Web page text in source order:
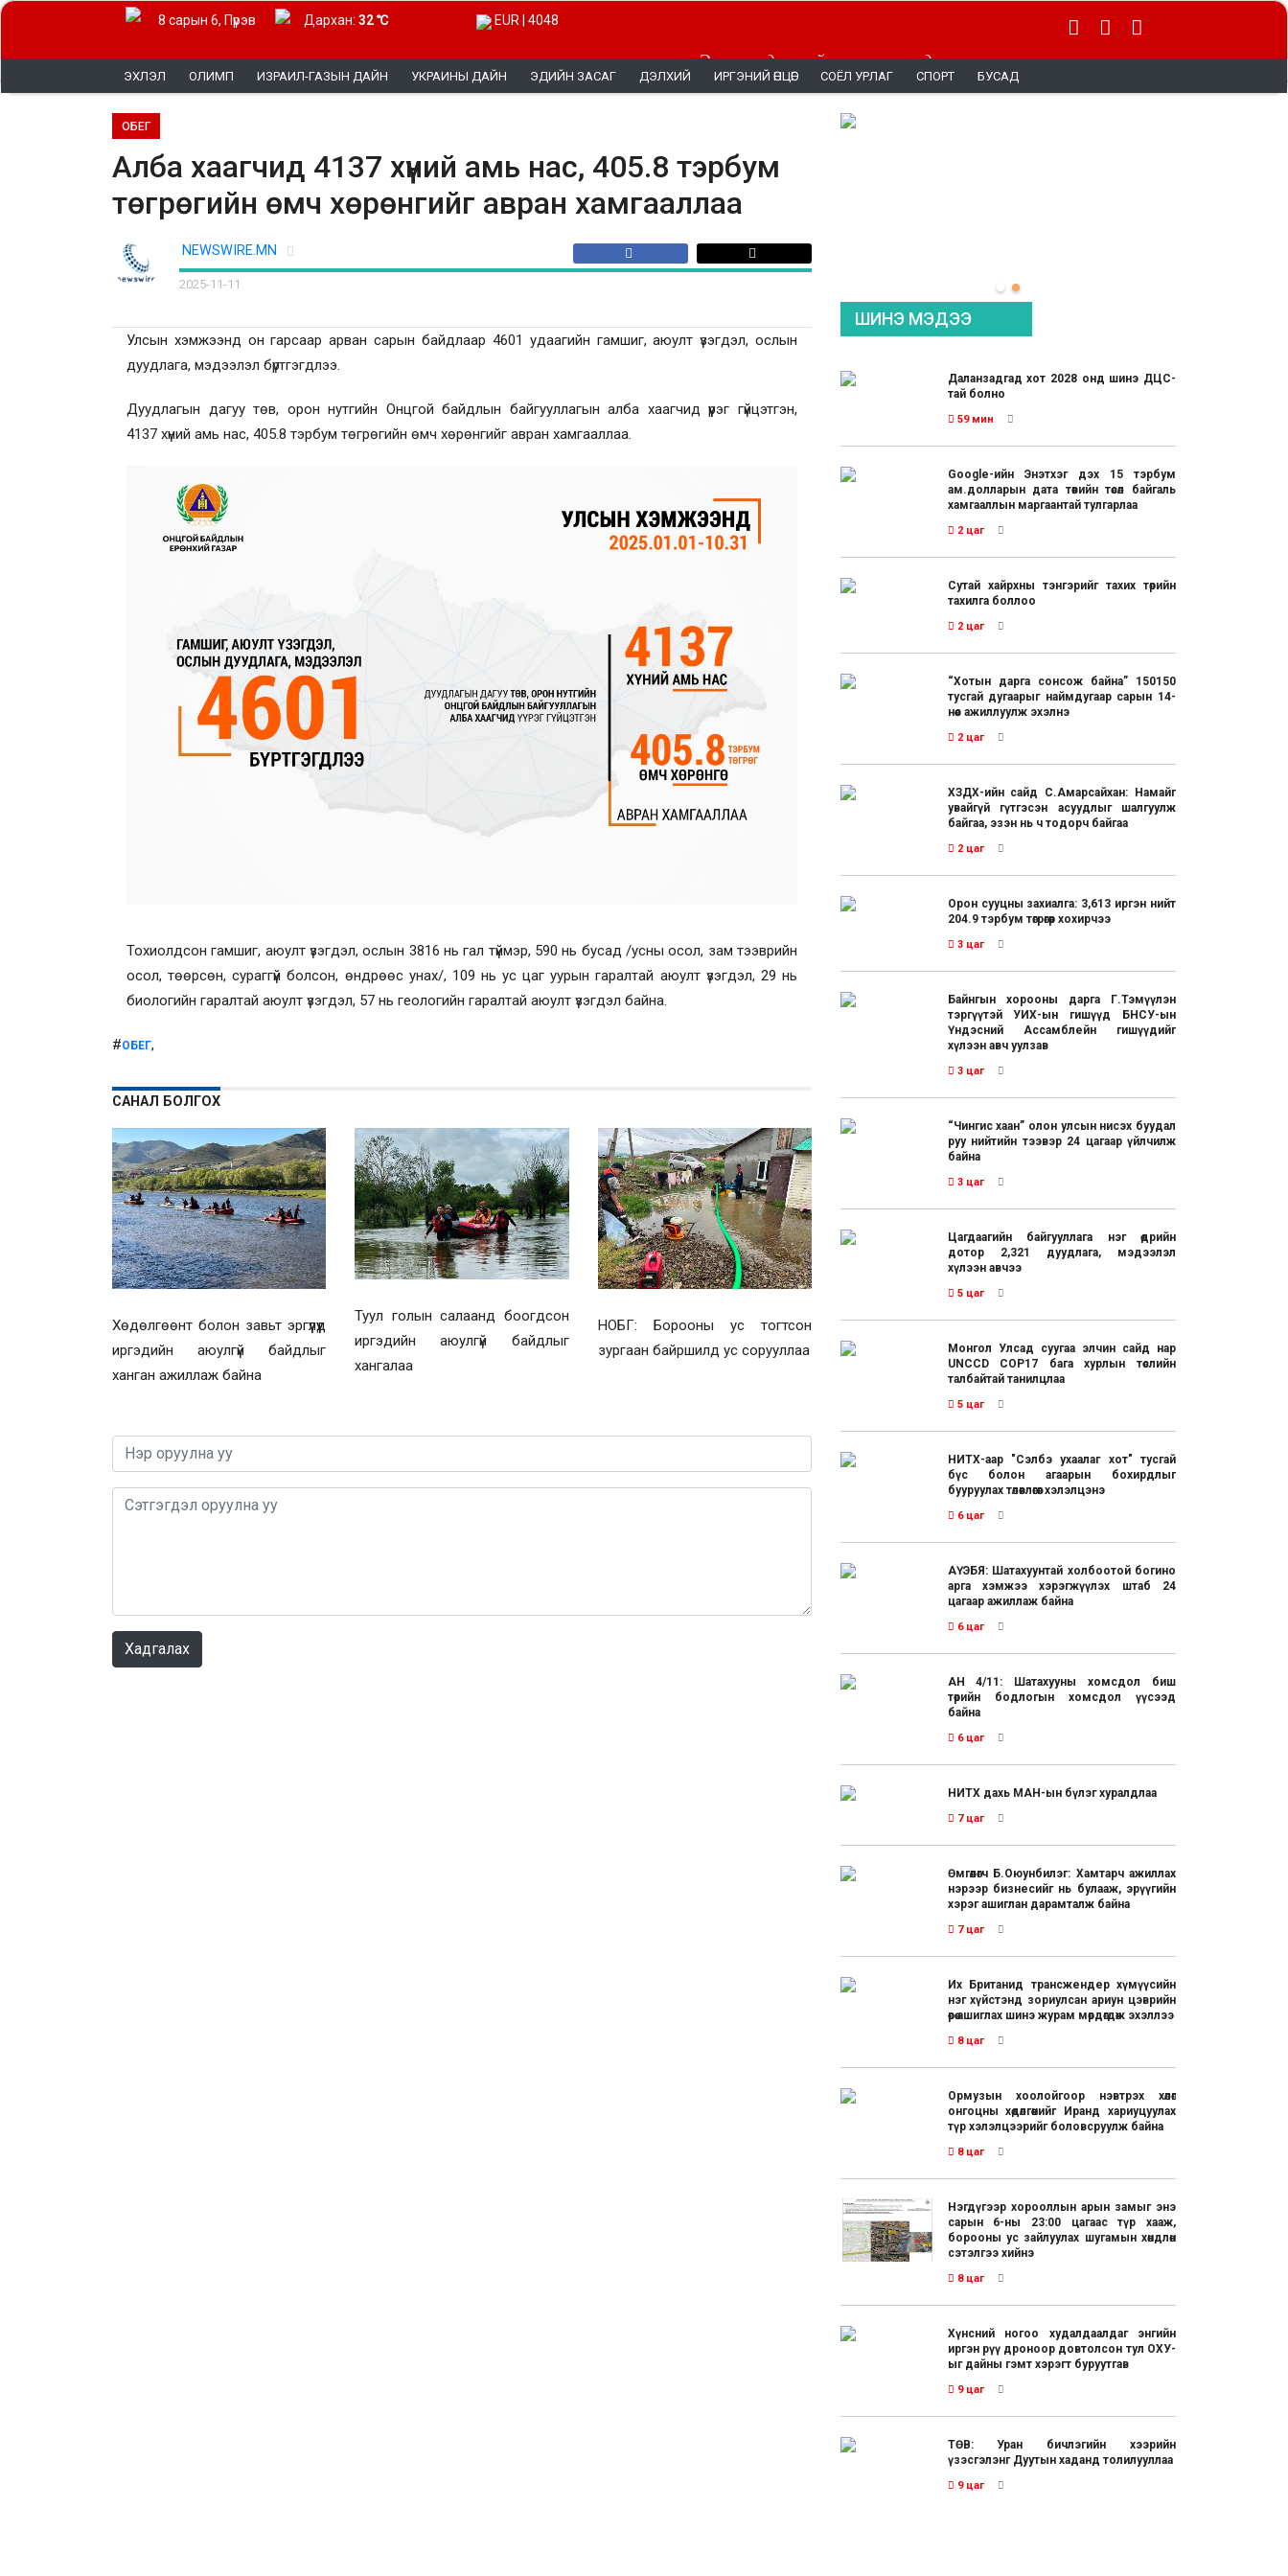
Эерэг мэдээллийг эн тэргүүнд
8 сарын 6, Пүрэв Дархан: 32 ℃ EUR | 4048
ЭХЛЭЛ ОЛИМП ИЗРАИЛ-ГАЗЫН ДАЙН УКРАИНЫ ДАЙН ЭДИЙН ЗАСАГ ДЭЛХИЙ ИРГЭНИЙ ӨНЦӨГ СОЁЛ УРЛАГ СПОРТ БУСАД
ОБЕГ
Алба хаагчид 4137 хүний амь нас, 405.8 тэрбум
төгрөгийн өмч хөрөнгийг авран хамгааллаа
NEWSWIRE.MN
2025-11-11
Улсын хэмжээнд он гарсаар арван сарын байдлаар 4601 удаагийн гамшиг, аюулт үзэгдэл, ослын
дуудлага, мэдээлэл бүртгэгдлээ.
Дуудлагын дагуу төв, орон нутгийн Онцгой байдлын байгууллагын алба хаагчид үүрэг гүйцэтгэн,
4137 хүний амь нас, 405.8 тэрбум төгрөгийн өмч хөрөнгийг авран хамгааллаа.
Тохиолдсон гамшиг, аюулт үзэгдэл, ослын 3816 нь гал түймэр, 590 нь бусад /усны осол, зам тээврийн
осол, төөрсөн, сураггүй болсон, өндрөөс унах/, 109 нь ус цаг уурын гаралтай аюулт үзэгдэл, 29 нь
биологийн гаралтай аюулт үзэгдэл, 57 нь геологийн гаралтай аюулт үзэгдэл байна.
#ОБЕГ,
САНАЛ БОЛГОХ
Хөдөлгөөнт болон завьт эргүүлүүд
иргэдийн аюулгүй байдлыг
ханган ажиллаж байна
Туул голын салаанд боогдсон
иргэдийн аюулгүй байдлыг
хангалаа
НОБГ: Борооны ус тогтсон
зургаан байршилд ус сорууллаа
Хадгалах
ШИНЭ МЭДЭЭ
Даланзадгад хот 2028 онд шинэ ДЦС-
тай болно
59 мин
Google-ийн Энэтхэг дэх 15 тэрбум
ам.долларын дата төвийн төсөл байгаль
хамгааллын маргаантай тулгарлаа
2 цаг
Сутай хайрхны тэнгэрийг тахих төрийн
тахилга боллоо
2 цаг
“Хотын дарга сонсож байна” 150150
тусгай дугаарыг наймдугаар сарын 14-
нөөс ажиллуулж эхэлнэ
2 цаг
ХЗДХ-ийн сайд С.Амарсайхан: Намайг
увайгүй гүтгэсэн асуудлыг шалгуулж
байгаа, эзэн нь ч тодорч байгаа
2 цаг
Орон сууцны захиалга: 3,613 иргэн нийт
204.9 тэрбум төгрөгөөр хохирчээ
3 цаг
Байнгын хорооны дарга Г.Тэмүүлэн
тэргүүтэй УИХ-ын гишүүд БНСУ-ын
Үндэсний Ассамблейн гишүүдийг
хүлээн авч уулзав
3 цаг
“Чингис хаан” олон улсын нисэх буудал
руу нийтийн тээвэр 24 цагаар үйлчилж
байна
3 цаг
Цагдаагийн байгууллага нэг өдрийн
дотор 2,321 дуудлага, мэдээлэл
хүлээн авчээ
5 цаг
Монгол Улсад суугаа элчин сайд нар
UNCCD COP17 бага хурлын төслийн
талбайтай танилцлаа
5 цаг
НИТХ-аар "Сэлбэ ухаалаг хот" тусгай
бүс болон агаарын бохирдлыг
бууруулах төлөвлөгөөг хэлэлцэнэ
6 цаг
АҮЭБЯ: Шатахуунтай холбоотой богино
арга хэмжээ хэрэгжүүлэх штаб 24
цагаар ажиллаж байна
6 цаг
АН 4/11: Шатахууны хомсдол биш
төрийн бодлогын хомсдол үүсээд
байна
6 цаг
НИТХ дахь МАН-ын бүлэг хуралдлаа
7 цаг
Өмгөөлөгч Б.Оюунбилэг: Хамтарч ажиллах
нэрээр бизнесийг нь булааж, эрүүгийн
хэрэг ашиглан дарамталж байна
7 цаг
Их Британид трансжендер хүмүүсийн
нэг хүйстэнд зориулсан ариун цэврийн
өрөө ашиглах шинэ журам мөрдөгдөж эхэллээ
8 цаг
Ормузын хоолойгоор нэвтрэх хөлөг
онгоцны хөдөлгөөнийг Иранд хариуцуулах
түр хэлэлцээрийг боловсруулж байна
8 цаг
Нэгдүгээр хорооллын арын замыг энэ
сарын 6-ны 23:00 цагаас түр хааж,
борооны ус зайлуулах шугамын хөндлөн
сэтэлгээ хийнэ
8 цаг
Хүнсний ногоо худалдаалдаг энгийн
иргэн рүү дроноор довтолсон тул ОХУ-
ыг дайны гэмт хэрэгт буруутгав
9 цаг
ТӨВ: Уран бичлэгийн хээрийн
үзэсгэлэнг Дуутын хаданд толилууллаа
9 цаг